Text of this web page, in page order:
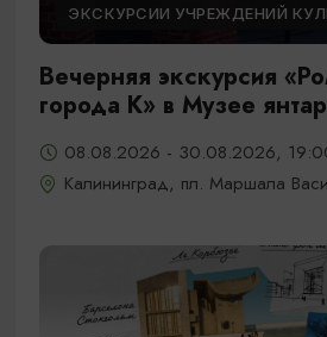
ЭКСКУРСИИ УЧРЕЖДЕНИЙ
Вечерняя экскурсия
города К» в Музее
08.08.2026 - 30.08.2026,
Калининград, пл. Маршала